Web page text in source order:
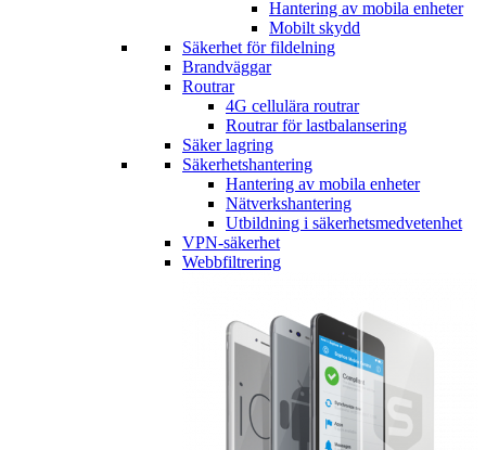
Hantering av mobila enheter
Mobilt skydd
Säkerhet för fildelning
Brandväggar
Routrar
4G cellulära routrar
Routrar för lastbalansering
Säker lagring
Säkerhetshantering
Hantering av mobila enheter
Nätverkshantering
Utbildning i säkerhetsmedvetenhet
VPN-säkerhet
Webbfiltrering